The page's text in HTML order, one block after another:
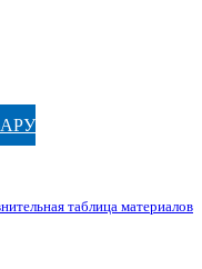
таблица материалов